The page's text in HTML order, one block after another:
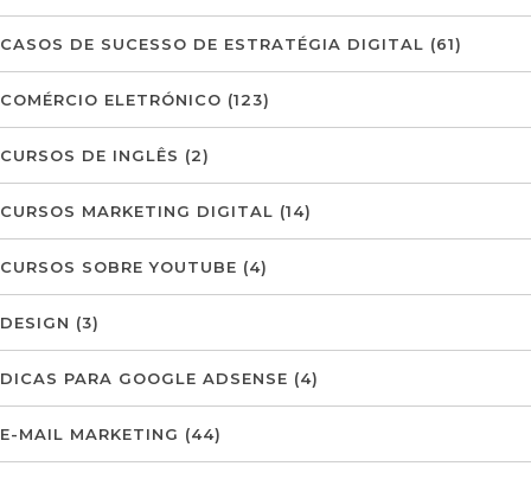
CASOS DE SUCESSO DE ESTRATÉGIA DIGITAL (61)
COMÉRCIO ELETRÓNICO (123)
CURSOS DE INGLÊS (2)
CURSOS MARKETING DIGITAL (14)
CURSOS SOBRE YOUTUBE (4)
DESIGN (3)
DICAS PARA GOOGLE ADSENSE (4)
E-MAIL MARKETING (44)